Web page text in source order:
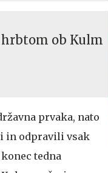
hrbtom ob Kulm
prvaka, nato
in odpravili vsak
tedna